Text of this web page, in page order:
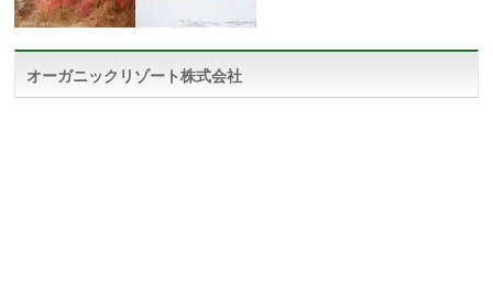
オーガニックリゾート株式会社